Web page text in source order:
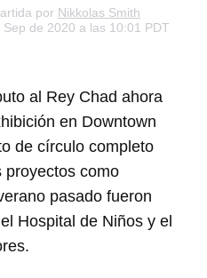
por Nikkolas Smith
de 2020 a las 10:01 PDT
al Rey Chad ahora
en Downtown
de círculo completo
proyectos como
pasado fueron
Hospital de Niños y el